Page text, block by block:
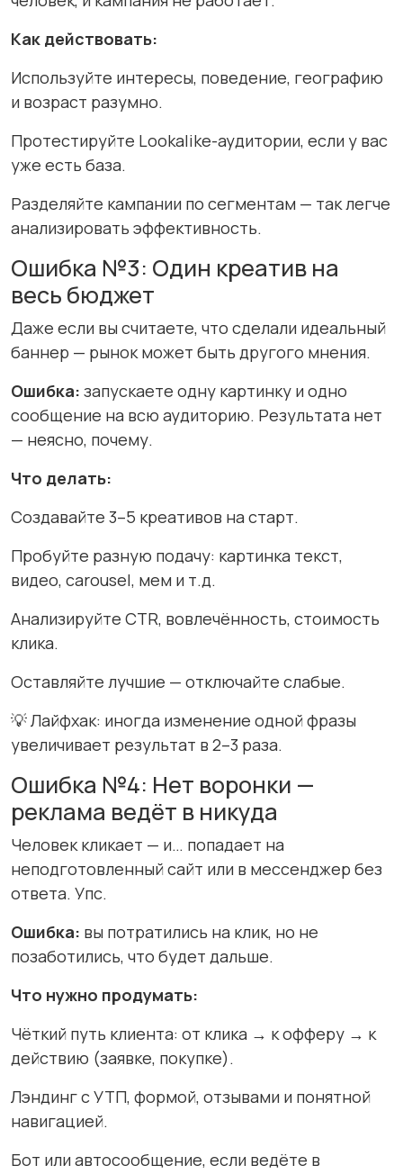
Как действовать:
Используйте интересы, поведение, географию
и возраст разумно.
Протестируйте Lookalike-аудитории, если у вас
уже есть база.
Разделяйте кампании по сегментам — так легче
анализировать эффективность.
Ошибка №3: Один креатив на
весь бюджет
Даже если вы считаете, что сделали идеальный
баннер — рынок может быть другого мнения.
Ошибка: запускаете одну картинку и одно
сообщение на всю аудиторию. Результата нет
— неясно, почему.
Что делать:
Создавайте 3–5 креативов на старт.
Пробуйте разную подачу: картинка текст,
видео, carousel, мем и т.д.
Анализируйте CTR, вовлечённость, стоимость
клика.
Оставляйте лучшие — отключайте слабые.
💡 Лайфхак: иногда изменение одной фразы
увеличивает результат в 2–3 раза.
Ошибка №4: Нет воронки —
реклама ведёт в никуда
Человек кликает — и… попадает на
неподготовленный сайт или в мессенджер без
ответа. Упс.
Ошибка: вы потратились на клик, но не
позаботились, что будет дальше.
Что нужно продумать:
Чёткий путь клиента: от клика → к офферу → к
действию (заявке, покупке).
Лэндинг с УТП, формой, отзывами и понятной
навигацией.
Бот или автосообщение, если ведёте в